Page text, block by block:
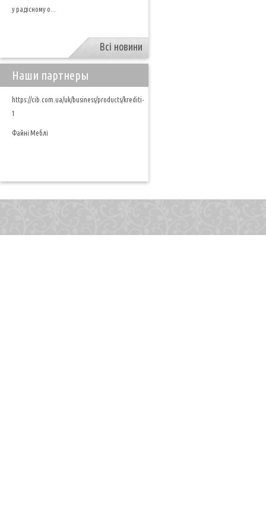
у радісному о...
Всі новини
Наши партнеры
https://cib.com.ua/uk/business/products/krediti-
1
Файні Меблі